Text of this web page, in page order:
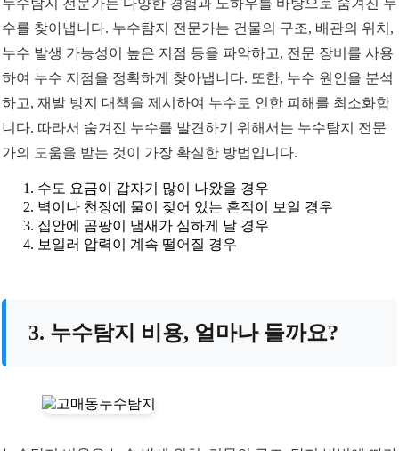
누수탐지 전문가는 다양한 경험과 노하우를 바탕으로 숨겨진 누
수를 찾아냅니다. 누수탐지 전문가는 건물의 구조, 배관의 위치,
누수 발생 가능성이 높은 지점 등을 파악하고, 전문 장비를 사용
하여 누수 지점을 정확하게 찾아냅니다. 또한, 누수 원인을 분석
하고, 재발 방지 대책을 제시하여 누수로 인한 피해를 최소화합
니다. 따라서 숨겨진 누수를 발견하기 위해서는 누수탐지 전문
가의 도움을 받는 것이 가장 확실한 방법입니다.
수도 요금이 갑자기 많이 나왔을 경우
벽이나 천장에 물이 젖어 있는 흔적이 보일 경우
집안에 곰팡이 냄새가 심하게 날 경우
보일러 압력이 계속 떨어질 경우
3. 누수탐지 비용, 얼마나 들까요?